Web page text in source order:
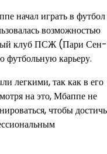
начал играть в футбол
возможностью
клуб ПСЖ (Пари Сен-
карьеру.
легкими, так как в его
на это, Мбаппе не
чтобы достичь